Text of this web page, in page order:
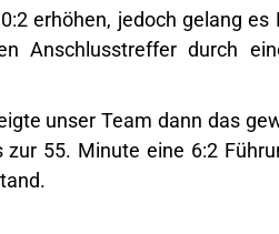
erhöhen, jedoch gelang
Anschlusstreffer durch
unser Team dann das
55. Minute eine 6:2